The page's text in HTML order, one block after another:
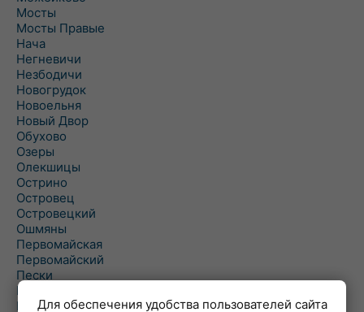
Мосты
Мосты Правые
Нача
Негневичи
Незбодичи
Новогрудок
Новоельня
Новый Двор
Обухово
Озеры
Олекшицы
Острино
Островец
Островецкий
Ошмяны
Первомайская
Первомайский
Пески
Петревичи
Погородно
Для обеспечения удобства пользователей сайта